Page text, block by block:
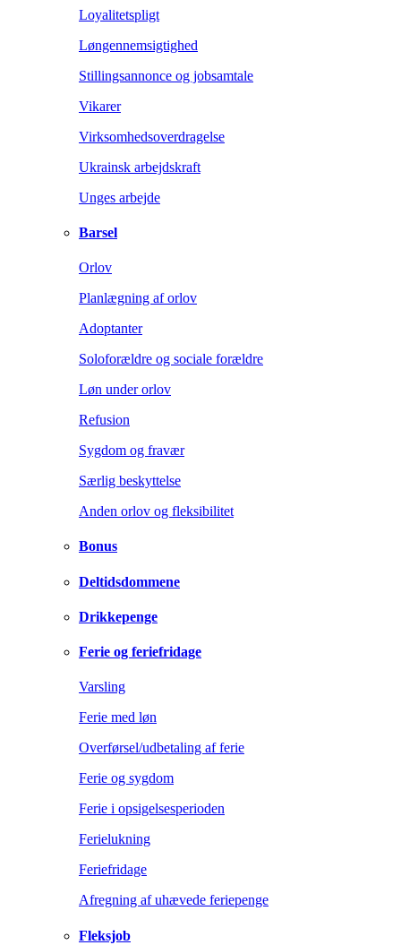
Loyalitetspligt
Løngennemsigtighed
Stillingsannonce og jobsamtale
Vikarer
Virksomhedsoverdragelse
Ukrainsk arbejdskraft
Unges arbejde
Barsel
Orlov
Planlægning af orlov
Adoptanter
Soloforældre og sociale forældre
Løn under orlov
Refusion
Sygdom og fravær
Særlig beskyttelse
Anden orlov og fleksibilitet
Bonus
Deltidsdommene
Drikkepenge
Ferie og feriefridage
Varsling
Ferie med løn
Overførsel/udbetaling af ferie
Ferie og sygdom
Ferie i opsigelsesperioden
Ferielukning
Feriefridage
Afregning af uhævede feriepenge
Fleksjob